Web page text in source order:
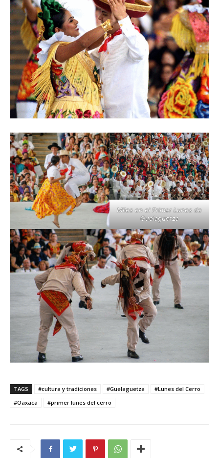
Miles en el Primer Lunes de
Guelaguetza
TAGS #cultura y tradiciones #Guelaguetza
#Lunes del Cerro
#Oaxaca
#primer lunes del cerro